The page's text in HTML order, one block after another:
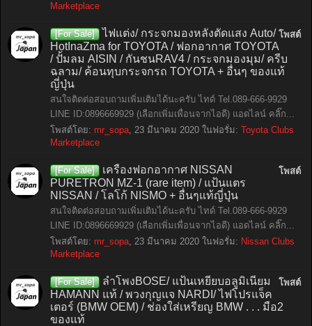
Marketplace
โพสต์
[For Sale]
ไฟแต่ง/ กระจกมองหลังตัดแสง Auto/
HotInaZma for TOYOTA / ฟอกอากาศ TOYOTA
/ ปั้มลม AISIN / กันชนRAV4 / กระจกมองมุม/ ครีบ
ฉลาม/ ค้อนทุบกระจกรถ TOYOTA + อื่นๆ ของแท้
ญี่ปุ่น
สนใจติดต่อสอบถามเพิ่มเติมได้นะครับ ไทด์ Tel.089-666-9929
LINE ID:0896669929 (เลือกเพิ่มเพื่อนจากไอดี) แอดไลน์ คลิ๊ก...
โพสต์โดย: mr_sopa, 23 มีนาคม 2020 ในฟอรั่ม: Toyota Clubs
Marketplace
โพสต์
[For Sale]
เครื่องฟอกอากาศ NISSAN
PURETRON MZ-1 (rare item) / แป้นแตร
NISSAN / โลโก้ NISMO + อื่นๆแท้ญี่ปุ่น
สนใจติดต่อสอบถามเพิ่มเติมได้นะครับ ไทด์ Tel.089-666-9929
LINE ID:0896669929 (เลือกเพิ่มเพื่อนจากไอดี) แอดไลน์ คลิ๊ก...
โพสต์โดย: mr_sopa, 23 มีนาคม 2020 ในฟอรั่ม: Nissan Clubs
Marketplace
โพสต์
[For Sale]
ลำโพงBOSE/ แป้นเหยียบอลูมิเนียม
HAMANN แท้ / พวงกุญแจ NARDI/ ไฟโปรแจ็ค
เตอร์ (BMW OEM) / ช่องใส่เหรียญ BMW . . . มือ2
ของแท้